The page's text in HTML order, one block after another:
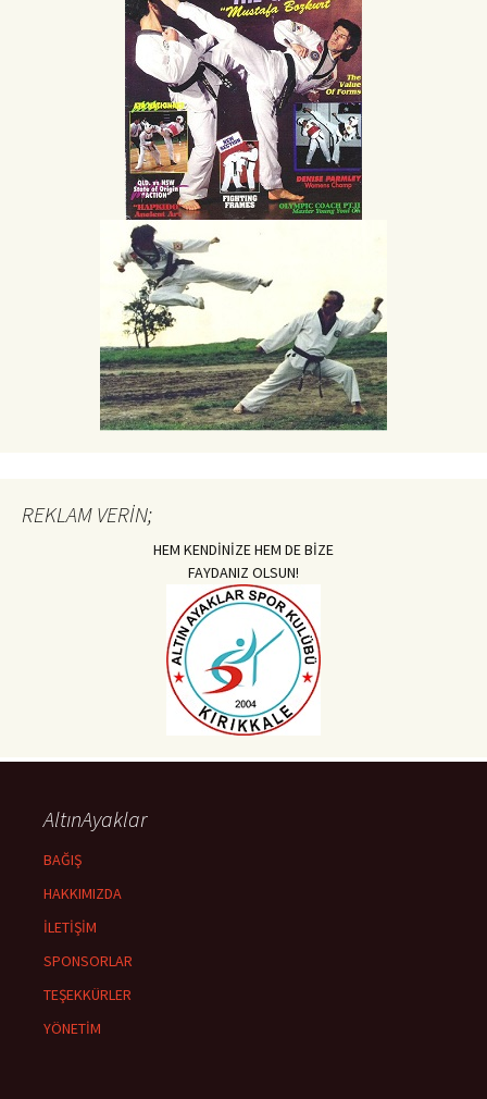
REKLAM VERİN;
HEM KENDİNİZE HEM DE BİZE
FAYDANIZ OLSUN!
AltınAyaklar
BAĞIŞ
HAKKIMIZDA
İLETİŞİM
SPONSORLAR
TEŞEKKÜRLER
YÖNETİM